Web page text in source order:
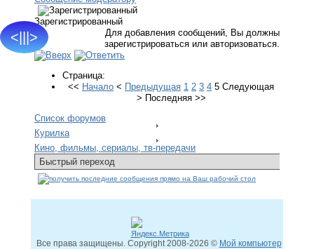
<|||>
Зарегистрированный
Для добавления сообщений, Вы должны
зарегистрироваться или авторизоваться.
Страница:
<< Начало < Предыдущая 1 2 3 4 5 Следующая
> Последняя>>
Список форумов
Курилка
Кино, фильмы, сериалы, тв-передачи
Все права защищены. Copyright2008-2026 © Мой компьютер